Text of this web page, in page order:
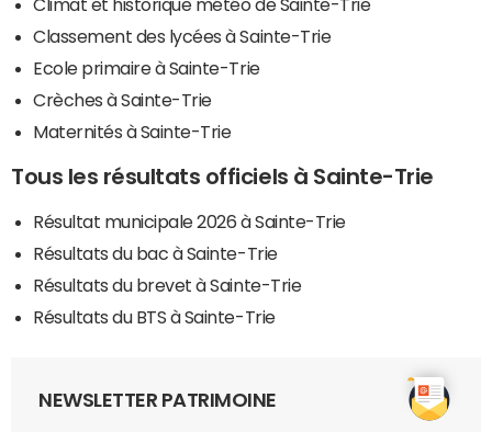
Climat et historique météo de Sainte-Trie
Classement des lycées à Sainte-Trie
Ecole primaire à Sainte-Trie
Crèches à Sainte-Trie
Maternités à Sainte-Trie
Tous les résultats officiels à Sainte-Trie
Résultat municipale 2026 à Sainte-Trie
Résultats du bac à Sainte-Trie
Résultats du brevet à Sainte-Trie
Résultats du BTS à Sainte-Trie
NEWSLETTER PATRIMOINE